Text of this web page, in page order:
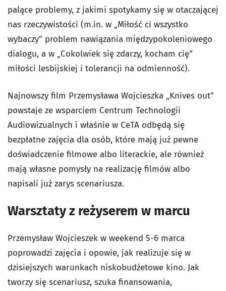
palące problemy, z jakimi spotykamy się w otaczającej
nas rzeczywistości (m.in. w „Miłość ci wszystko
wybaczy” problem nawiązania międzypokoleniowego
dialogu, a w „Cokolwiek się zdarzy, kocham cię”
miłości lesbijskiej i tolerancji na odmienność).
Najnowszy film Przemysława Wojcieszka „Knives out”
powstaje ze wsparciem Centrum Technologii
Audiowizualnych i właśnie w CeTA odbędą się
bezpłatne zajęcia dla osób, które mają już pewne
doświadczenie filmowe albo literackie, ale również
mają własne pomysły na realizację filmów albo
napisali już zarys scenariusza.
Warsztaty z reżyserem w marcu
Przemysław Wojcieszek w weekend 5-6 marca
poprowadzi zajęcia i opowie, jak realizuje się w
dzisiejszych warunkach niskobudżetowe kino. Jak
tworzy się scenariusz, szuka finansowania,